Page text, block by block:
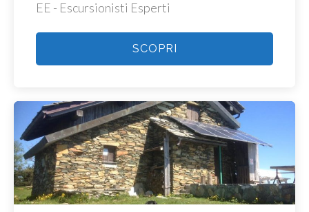
EE - Escursionisti Esperti
SCOPRI